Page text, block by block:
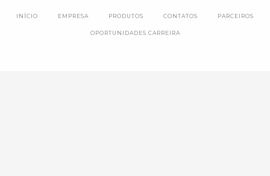
INÍCIO EMPRESA PRODUTOS CONTATOS PARCEIROS
OPORTUNIDADES CARREIRA